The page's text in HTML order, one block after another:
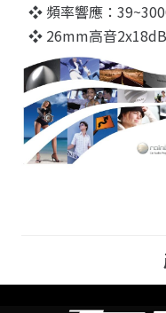
❖ 頻率響應：
❖ 26mm高音